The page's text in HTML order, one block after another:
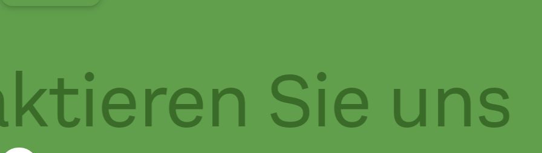
Sie uns